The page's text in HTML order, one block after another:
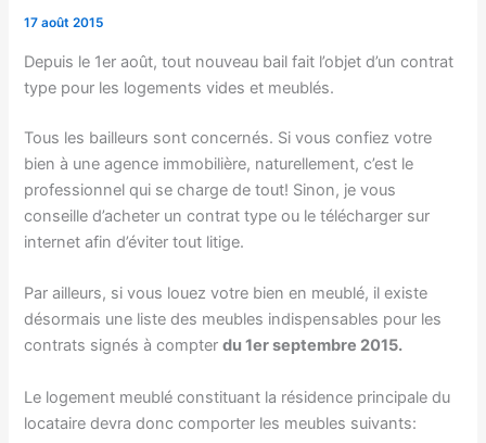
17 août 2015
Depuis le 1er août, tout nouveau bail fait l’objet d’un contrat
type pour les logements vides et meublés.
Tous les bailleurs sont concernés. Si vous confiez votre
bien à une agence immobilière, naturellement, c’est le
professionnel qui se charge de tout! Sinon, je vous
conseille d’acheter un contrat type ou le télécharger sur
internet afin d’éviter tout litige.
Par ailleurs, si vous louez votre bien en meublé, il existe
désormais une liste des meubles indispensables pour les
contrats signés à compterdu 1er septembre 2015.
Le logement meublé constituant la résidence principale du
locataire devra donc comporter les meubles suivants: